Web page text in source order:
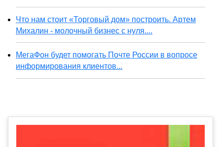
Что нам стоит «Торговый дом» построить. Артем
Михалин - молочный бизнес с нуля....
МегаФон будет помогать Почте России в вопросе
информирования клиентов...